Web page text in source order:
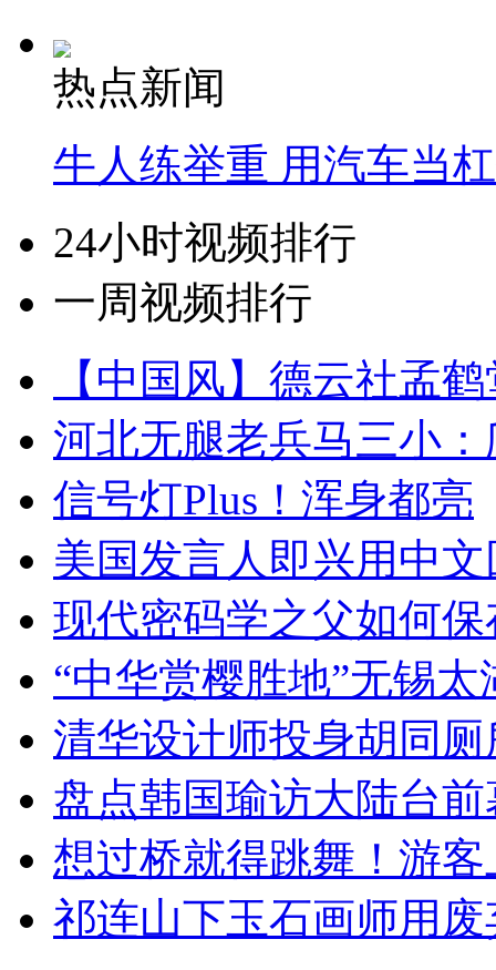
热点新闻
牛人练举重 用汽车当
24小时视频排行
一周视频排行
【中国风】德云社孟
河北无腿老兵马三小
信号灯Plus！浑身都亮
美国发言人即兴用中
现代密码学之父如何
“中华赏樱胜地”无锡
清华设计师投身胡同
盘点韩国瑜访大陆台
想过桥就得跳舞！游客
祁连山下玉石画师用